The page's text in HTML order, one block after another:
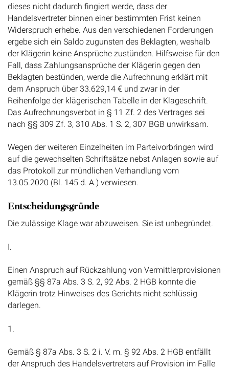
dieses nicht dadurch fingiert werde, dass der
Handelsvertreter binnen einer bestimmten Frist keinen
Widerspruch erhebe. Aus den verschiedenen Forderungen
ergebe sich ein Saldo zugunsten des Beklagten, weshalb
der Klägerin keine Ansprüche zustünden. Hilfsweise für den
Fall, dass Zahlungsansprüche der Klägerin gegen den
Beklagten bestünden, werde die Aufrechnung erklärt mit
dem Anspruch über 33.629,14 € und zwar in der
Reihenfolge der klägerischen Tabelle in der Klageschrift.
Das Aufrechnungsverbot in § 11 Zf. 2 des Vertrages sei
nach §§ 309 Zf. 3, 310 Abs. 1 S. 2, 307 BGB unwirksam.
Wegen der weiteren Einzelheiten im Parteivorbringen wird
auf die gewechselten Schriftsätze nebst Anlagen sowie auf
das Protokoll zur mündlichen Verhandlung vom
13.05.2020 (Bl. 145 d. A.) verwiesen.
Entscheidungsgründe
Die zulässige Klage war abzuweisen. Sie ist unbegründet.
I.
Einen Anspruch auf Rückzahlung von Vermittlerprovisionen
gemäß §§ 87a Abs. 3 S. 2, 92 Abs. 2 HGB konnte die
Klägerin trotz Hinweises des Gerichts nicht schlüssig
darlegen.
1.
Gemäß § 87a Abs. 3 S. 2 i. V. m. § 92 Abs. 2 HGB entfällt
der Anspruch des Handelsvertreters auf Provision im Falle